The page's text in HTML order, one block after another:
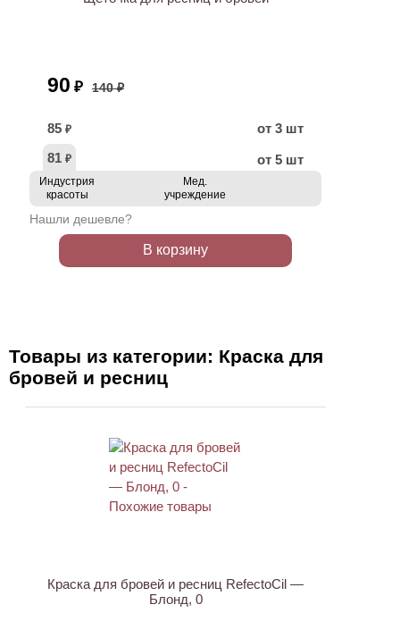
90 ₽ 140 ₽
85 ₽
от 3 шт
81 ₽ от 5 шт
Индустрия
красоты
Мед.
учреждение
Нашли дешевле?
В корзину
Товары из категории: Краска для
бровей и ресниц
Краска для бровей и ресниц RefectoCil —
Блонд, 0